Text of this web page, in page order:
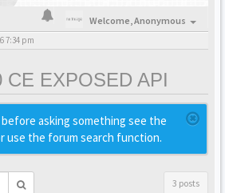
Welcome,Anonymous
7:34 pm
CE EXPOSED API
before asking something see the
use the forum search function.
3 posts